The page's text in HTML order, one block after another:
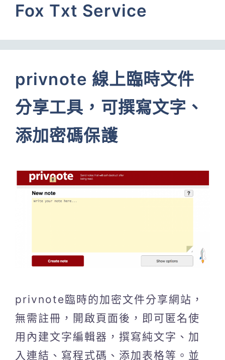
Fox Txt Service
privnote 線上臨時文件
分享工具，可撰寫文字、
添加密碼保護
privnote臨時的加密文件分享網站，
無需註冊，開啟頁面後，即可匿名使
用內建文字編輯器，撰寫純文字、加
入連結、寫程式碼、添加表格等。並